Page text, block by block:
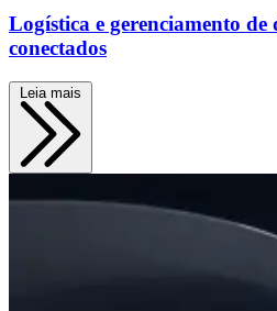
Logística e gerenciamento de
conectados
Leia mais